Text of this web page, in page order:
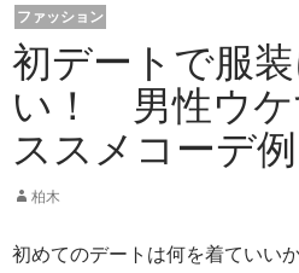
ファッション
初デートで服
い！ 男性ウケ
ススメコーデ例
柏木
初めてのデートは何を着ていい